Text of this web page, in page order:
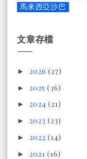
馬來西亞沙巴
文章存檔
► 2026(27)
► 2025(36)
► 2024(21)
► 2023(23)
► 2022(14)
► 2021(16)